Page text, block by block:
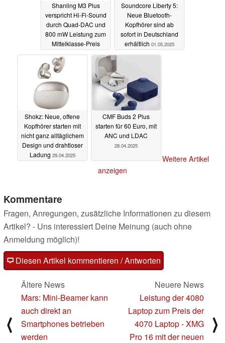
Shanling M3 Plus
verspricht Hi-Fi-Sound
durch Quad-DAC und
800 mW Leistung zum
Mittelklasse-Preis
Soundcore Liberty 5:
Neue Bluetooth-
Kopfhörer sind ab
sofort in Deutschland
erhältlich 01.05.2025
Shokz: Neue, offene
Kopfhörer starten mit
nicht ganz alltäglichem
Design und drahtloser
Ladung 29.04.2025
CMF Buds 2 Plus
starten für 60 Euro, mit
ANC und LDAC
28.04.2025
Weitere Artikel
anzeigen
Kommentare
Fragen, Anregungen, zusätzliche Informationen zu diesem
Artikel? - Uns interessiert Deine Meinung (auch ohne
Anmeldung möglich)!
Diesen Artikel kommentieren / Antworten
⟨
Ältere News
Mars: Mini-Beamer kann
auch direkt an
Smartphones betrieben
werden
Neuere News
Leistung der 4080
Laptop zum Preis der
4070 Laptop - XMG
Pro 16 mit der neuen
⟩